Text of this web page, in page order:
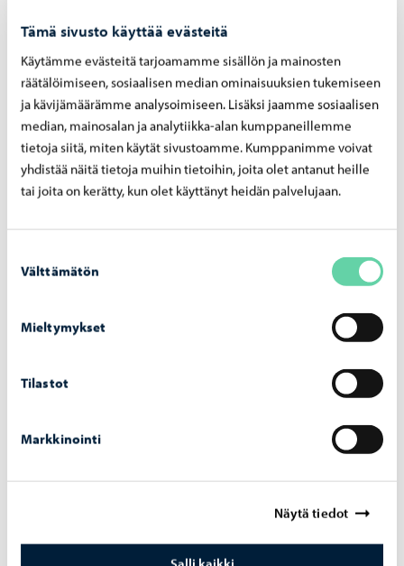
Tämä sivusto käyttää evästeitä
Käytämme evästeitä tarjoamamme sisällön ja mainosten
räätälöimiseen, sosiaalisen median ominaisuuksien tukemiseen
ja kävijämäärämme analysoimiseen. Lisäksi jaamme sosiaalisen
median, mainosalan ja analytiikka-alan kumppaneillemme
tietoja siitä, miten käytät sivustoamme. Kumppanimme voivat
yhdistää näitä tietoja muihin tietoihin, joita olet antanut heille
tai joita on kerätty, kun olet käyttänyt heidän palvelujaan.
valinta
Välttämätön
Mieltymykset
Tilastot
Markkinointi
Näytä tiedot
Hallitsee orkesteri-/yhtyeohjelmiston ja
Syventää teknisiä valmiuksiaan
Kykenee soittamaan erityyppisissä yhtyeissä
Kykenee ilmaisemaan itseään luovasti
Saa valmiudet syventäviin opintoihin
Opintojen sisällössä voidaan tehdä soitinkohtaisia
ilmaisuvoimaa sekä tutustutaan eri aikakausien
Harjoitellaan neljällä malletilla soittoa.
Harjoitellaan multi-perkussio sooloja, joissa on
valikoima useita erilaisia lyömäsoittimia.